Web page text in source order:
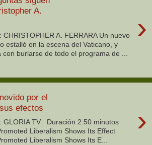
A.
›
CHRISTOPHER A. FERRARA Un nuevo
estalló en la escena del Vaticano, y
con burlarse de todo el programa de ...
por el
efectos
›
GLORIA TV Duración 2:50 minutos
Liberalism Shows Its Effect
Liberalism Shows Its E...